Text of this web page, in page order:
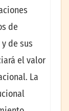
de
de sus
el valor
La